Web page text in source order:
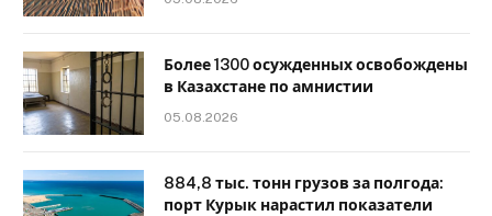
Более 1300 осужденных освобождены
в Казахстане по амнистии
05.08.2026
884,8 тыс. тонн грузов за полгода:
порт Курык нарастил показатели